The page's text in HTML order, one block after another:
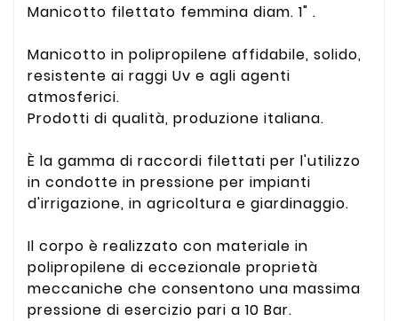
Manicotto filettato femmina diam. 1" .
Manicotto in polipropilene affidabile, solido,
resistente ai raggi Uv e agli agenti
atmosferici.
Prodotti di qualità, produzione italiana.
È la gamma di raccordi filettati per l'utilizzo
in condotte in pressione per impianti
d'irrigazione, in agricoltura e giardinaggio.
Il corpo è realizzato con materiale in
polipropilene di eccezionale proprietà
meccaniche che consentono una massima
pressione di esercizio pari a 10 Bar.